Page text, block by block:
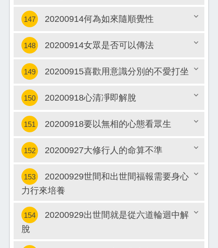
關閉
147 20200914何為如來隨順覺性
關閉
148 20200914女眾是否可以傳法
關閉
149 20200915喜歡用意識分別的不愛打坐
關閉
150 20200918心清凈即解脫
關閉
151 20200918要以無相的心態看眾生
關閉
152 20200927大修行人的命算不準
153
20200929世間和出世間福報需要身心
力行來培養
154
20200929出世間就是從六道輪迴中解
脫